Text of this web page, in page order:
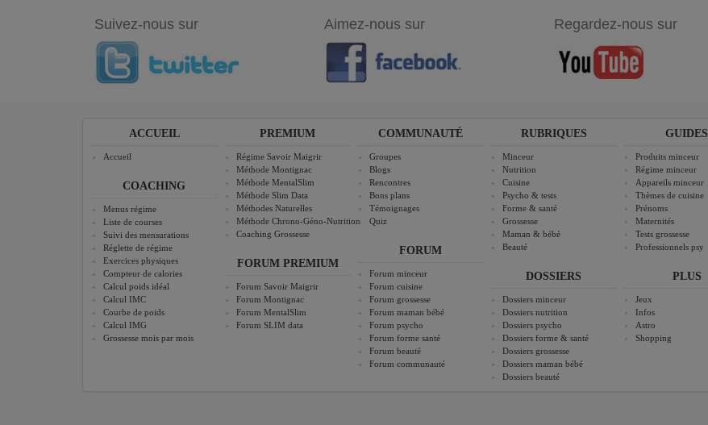
Suivez-nous sur Aimez-nous sur Regardez-nous sur
ACCUEIL
Accueil
COACHING
Menus régime
Liste de courses
Suivi des mensurations
Réglette de régime
Exercices physiques
Compteur de calories
Calcul poids idéal
Calcul IMC
Courbe de poids
Calcul IMG
Grossesse mois par mois
PREMIUM
Régime Savoir Maigrir
Méthode Montignac
Méthode MentalSlim
Méthode Slim Data
Méthodes Naturelles
Méthode Chrono-Géno-Nutrition
Coaching Grossesse
FORUM PREMIUM
Forum Savoir Maigrir
Forum Montignac
Forum MentalSlim
Forum SLIM data
COMMUNAUTÉ
Groupes
Blogs
Rencontres
Bons plans
Témoignages
Quiz
FORUM
Forum minceur
Forum cuisine
Forum grossesse
Forum maman bébé
Forum psycho
Forum forme santé
Forum beauté
Forum communauté
RUBRIQUES
Minceur
Nutrition
Cuisine
Psycho & tests
Forme & santé
Grossesse
Maman & bébé
Beauté
DOSSIERS
Dossiers minceur
Dossiers nutrition
Dossiers psycho
Dossiers forme & santé
Dossiers grossesse
Dossiers maman bébé
Dossiers beauté
GUIDES
Produits minceur
Régime minceur
Appareils minceur
Thèmes de cuisine
Prénoms
Maternités
Tests grossesse
Professionnels psy
PLUS
Jeux
Infos
Astro
Shopping